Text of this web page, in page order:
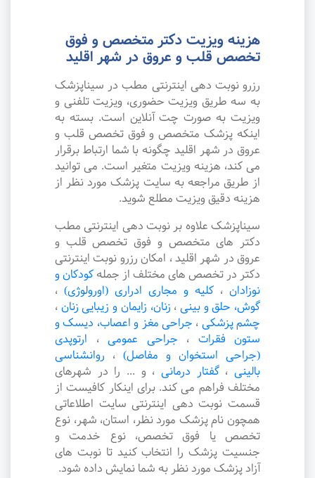
هزینه ویزیت دکتر متخصص و فوق
تخصص قلب و عروق در شهر اقلید
رزرو نوبت دهی اینترنتی مطب در سیناپزشک
به سه طریق ویزیت حضوری، ویزیت تلفنی و
ویزیت به صورت چت آنلاین است. بسته به
اینکه پزشک متخصص و فوق تخصص قلب و
عروق در شهر اقلید چگونه با شما ارتباط برقرار
می کند، هزینه ویزیت متغیر است. می توانید
از طریق مراجعه به سایت پزشک مورد نظر از
هزینه دقیق ویزیت مطلع شوید.
سیناپزشک علاوه بر نوبت دهی اینترنتی مطب
دکتر های متخصص و فوق تخصص قلب و
عروق در شهر اقلید ، امکان رزرو نوبت اینترنتی
دکتر در تخصص های مختلف از جملهکودکان و
نوزادان ، کلیه و مجاری ادراری (اورولوژی) ،
گوش، حلق و بینی ، زنان، زایمان و زیبایی زنان ،
چشم پزشکی ، جراحی مغز و اعصاب، دیسک و
ستون فقرات ، جراحی عمومی ، ارتوپدی
(جراحی استخوان و مفاصل) ، روانشناسی
بالینی ،گفتار درمانی ، و ... را در شهرهای
مختلف فراهم می کند. برای اینکار کافیست از
قسمت نوبت دهی اینترنتی سایت اطلاعاتی
همچون نام پزشک مورد نظر، استان، شهر، نوع
تخصص یا فوق تخصص، نوع خدمت و
جنسیت پزشک را انتخاب کنید تا نوبت های
آزاد پزشک مورد نظر به شما نمایش داده شود.